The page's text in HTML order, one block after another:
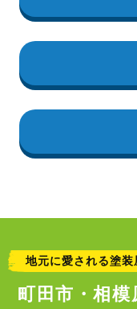
地元に愛される塗装
町田市・相